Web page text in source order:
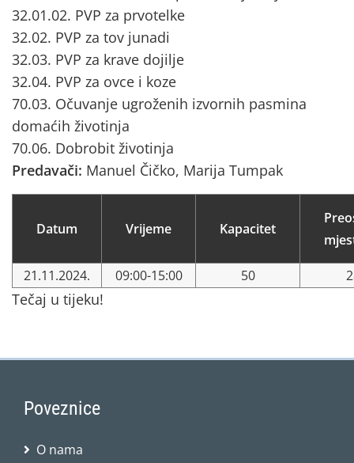
32.01.02. PVP za prvotelke
32.02. PVP za tov junadi
32.03. PVP za krave dojilje
32.04. PVP za ovce i koze
70.03. Očuvanje ugroženih izvornih pasmina
domaćih životinja
70.06. Dobrobit životinja
Predavači: Manuel Čičko, Marija Tumpak
Datum Vrijeme Kapacitet
21.11.2024. 09:00-15:00 50
Tečaj u tijeku!
Poveznice
O nama